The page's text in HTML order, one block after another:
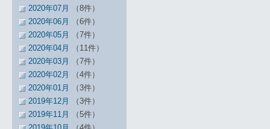
2020年07月
（8件）
2020年06月
（6件）
2020年05月
（7件）
2020年04月
（11件）
2020年03月
（7件）
2020年02月
（4件）
2020年01月
（3件）
2019年12月
（3件）
2019年11月
（5件）